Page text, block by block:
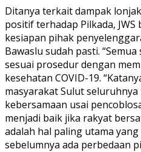
Ditanya terkait dampak
positif terhadap Pilkada,
kesiapan pihak
Bawaslu sudah pasti.
sesuai prosedur dengan
kesehatan COVID-19.
masyarakat Sulut
kebersamaan usai
menjadi baik jika rakyat
adalah hal paling utama
sebelumnya ada perbedaan